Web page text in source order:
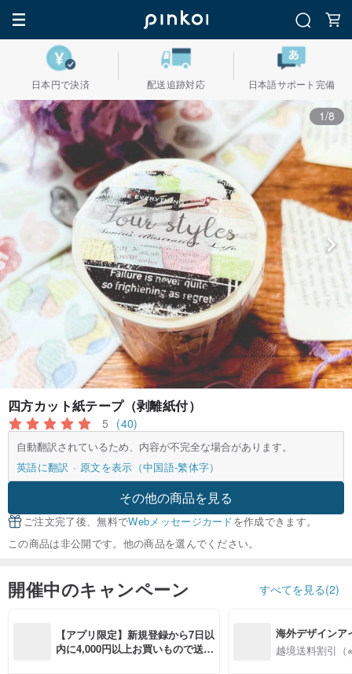
日本円で決済 配送追跡対応 日本語サポート完備
1/8
四方カット紙テープ（剥離紙付）
5 (40)
自動翻訳されているため、内容が不完全な場合があります。
英語に翻訳
原文を表示（中国語-繁体字）
その他の商品を見る
ご注文完了後、無料でWebメッセージカードを作成できます。
この商品は非公開です。他の商品を選んでください。
開催中のキャンペーン すべてを見る(2)
【アプリ限定】新規登録から7日以
内に4,000円以上お買いもので送料
海外デザインア
入
越境送料割引（